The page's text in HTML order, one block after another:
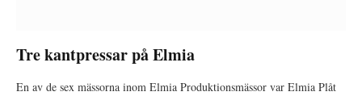
Tre kantpressar på Elmia
En av de sex mässorna inom Elmia Produktionsmässor var Elmia Plåt